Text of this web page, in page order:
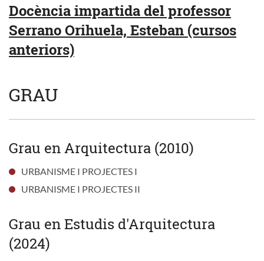
Docència impartida del professor
Serrano Orihuela, Esteban (cursos
anteriors)
GRAU
Grau en Arquitectura (2010)
URBANISME I PROJECTES I
URBANISME I PROJECTES II
Grau en Estudis d'Arquitectura
(2024)